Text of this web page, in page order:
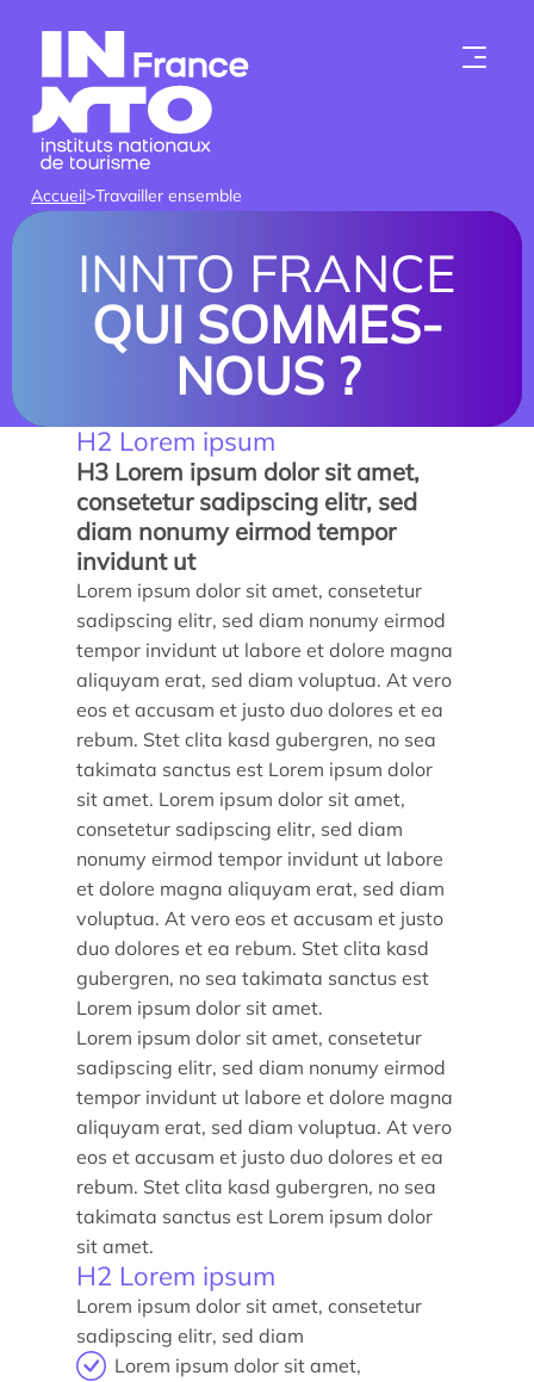
Skip to content
Qui sommes-nous ?
Les instituts
Devenir membre
Trouver un stagiaire, alternant ou collaborateur
Associer nos étudiants à vos projets
Former vos équipes
Taxe d’apprentissage
Actualités
Agenda
Les témoignages
Accueil>Travailler ensemble
INNTO FRANCE
QUI SOMMES-
NOUS ?
H2 Lorem ipsum
H3 Lorem ipsum dolor sit amet,
consetetur sadipscing elitr, sed
diam nonumy eirmod tempor
invidunt ut
Lorem ipsum dolor sit amet, consetetur
sadipscing elitr, sed diam nonumy eirmod
tempor invidunt ut labore et dolore magna
aliquyam erat, sed diam voluptua. At vero
eos et accusam et justo duo dolores et ea
rebum. Stet clita kasd gubergren, no sea
takimata sanctus est Lorem ipsum dolor
sit amet. Lorem ipsum dolor sit amet,
consetetur sadipscing elitr, sed diam
nonumy eirmod tempor invidunt ut labore
et dolore magna aliquyam erat, sed diam
voluptua. At vero eos et accusam et justo
duo dolores et ea rebum. Stet clita kasd
gubergren, no sea takimata sanctus est
Lorem ipsum dolor sit amet.
Lorem ipsum dolor sit amet, consetetur
sadipscing elitr, sed diam nonumy eirmod
tempor invidunt ut labore et dolore magna
aliquyam erat, sed diam voluptua. At vero
eos et accusam et justo duo dolores et ea
rebum. Stet clita kasd gubergren, no sea
takimata sanctus est Lorem ipsum dolor
sit amet.
H2 Lorem ipsum
Lorem ipsum dolor sit amet, consetetur
sadipscing elitr, sed diam
Lorem ipsum dolor sit amet,